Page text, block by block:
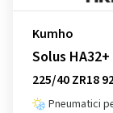
Kumho
Solus HA32+
225/40 ZR18
Pneumatici